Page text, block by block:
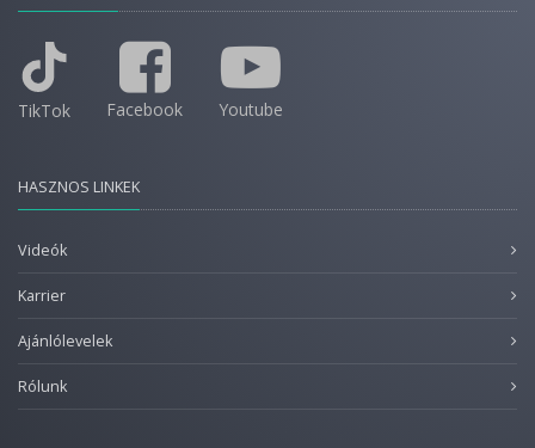
TikTok Facebook Youtube
HASZNOS LINKEK
Videók
Karrier
Ajánlólevelek
Rólunk